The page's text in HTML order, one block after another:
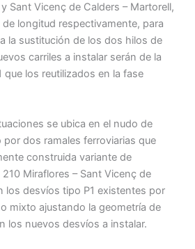
Sant Vicenç de Calders – Martorell,
longitud respectivamente, para
la sustitución de los dos hilos de
carriles a instalar serán de la
que los reutilizados en la fase
se ubica en el nudo de
dos ramales ferroviarias que
construida variante de
Miraflores – Sant Vicenç de
los desvíos tipo P1 existentes por
mixto ajustando la geometría de
los nuevos desvíos a instalar.